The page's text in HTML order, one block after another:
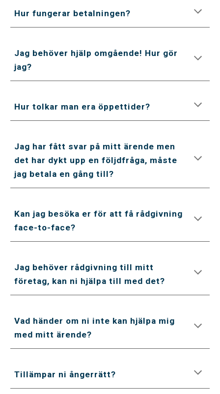
Hur fungerar betalningen?
Jag behöver hjälp omgående! Hur gör
jag?
Hur tolkar man era öppettider?
Jag har fått svar på mitt ärende men
det har dykt upp en följdfråga, måste
jag betala en gång till?
Kan jag besöka er för att få rådgivning
face-to-face?
Jag behöver rådgivning till mitt
företag, kan ni hjälpa till med det?
Vad händer om ni inte kan hjälpa mig
med mitt ärende?
Tillämpar ni ångerrätt?